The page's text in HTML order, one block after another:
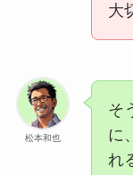
大
松本和也
そ
に
れ